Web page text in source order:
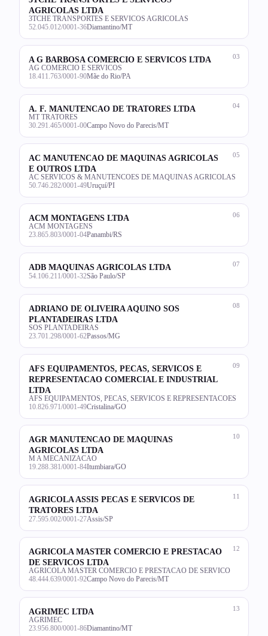
AGRICOLAS LTDA
3TCHE TRANSPORTES E SERVICOS AGRICOLAS
52.045.012/0001-36Diamantino/MT
03
A G BARBOSA COMERCIO E SERVICOS LTDA
AG COMERCIO E SERVICOS
18.411.763/0001-90Mãe do Rio/PA
04
A. F. MANUTENCAO DE TRATORES LTDA
MT TRATORES
30.291.465/0001-00Campo Novo do Parecis/MT
05
AC MANUTENCAO DE MAQUINAS AGRICOLAS
E OUTROS LTDA
AC SERVICOS & MANUTENCOES DE MAQUINAS AGRICOLAS
50.746.282/0001-49Uruçuí/PI
06
ACM MONTAGENS LTDA
ACM MONTAGENS
23.865.803/0001-04Panambi/RS
07
ADB MAQUINAS AGRICOLAS LTDA
54.106.211/0001-32São Paulo/SP
08
ADRIANO DE OLIVEIRA AQUINO SOS
PLANTADEIRAS LTDA
SOS PLANTADEIRAS
23.701.298/0001-62Passos/MG
09
AFS EQUIPAMENTOS, PECAS, SERVICOS E
REPRESENTACAO COMERCIAL E INDUSTRIAL
LTDA
AFS EQUIPAMENTOS, PECAS, SERVICOS E REPRESENTACOES
10.826.971/0001-49Cristalina/GO
10
AGR MANUTENCAO DE MAQUINAS
AGRICOLAS LTDA
M A MECANIZACAO
19.288.381/0001-84Itumbiara/GO
11
AGRICOLA ASSIS PECAS E SERVICOS DE
TRATORES LTDA
27.595.002/0001-27Assis/SP
12
AGRICOLA MASTER COMERCIO E PRESTACAO
DE SERVICOS LTDA
AGRICOLA MASTER COMERCIO E PRESTACAO DE SERVICO
48.444.639/0001-92Campo Novo do Parecis/MT
13
AGRIMEC LTDA
AGRIMEC
23.956.800/0001-86Diamantino/MT